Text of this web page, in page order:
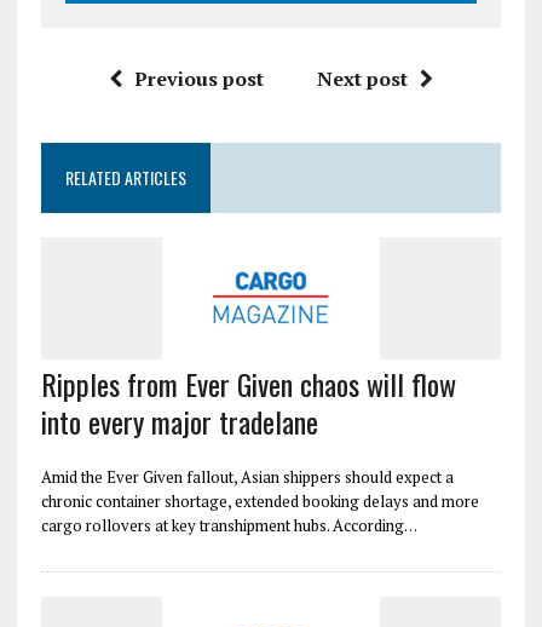
Previous post Next post
RELATED ARTICLES
Ripples from Ever Given chaos will flow
into every major tradelane
Amid the Ever Given fallout, Asian shippers should expect a
chronic container shortage, extended booking delays and more
cargo rollovers at key transhipment hubs. According…